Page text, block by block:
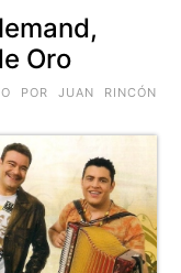
Oro
POR JUAN RINCÓN